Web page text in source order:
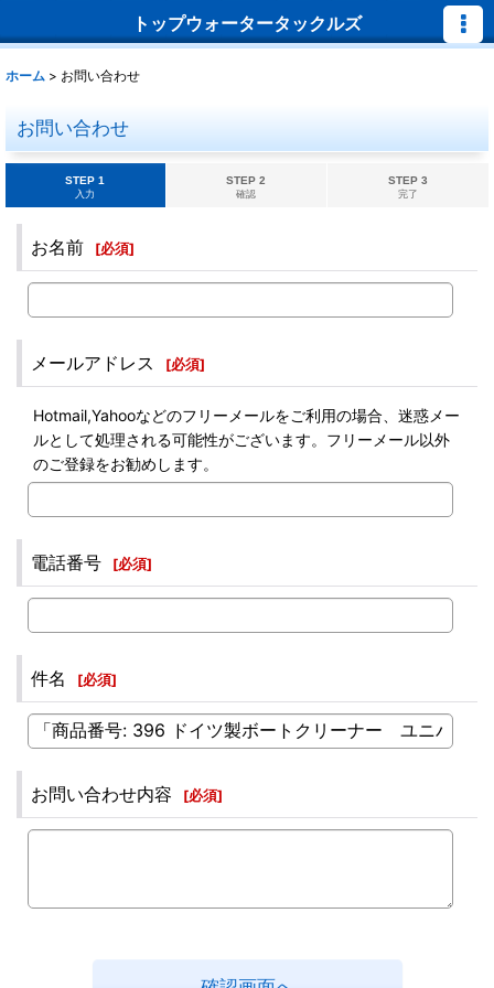
トップウォータータックルズ
ホーム > お問い合わせ
お問い合わせ
STEP 1
入力
STEP 2
確認
STEP 3
完了
お名前 [必須]
メールアドレス [必須]
Hotmail,Yahooなどのフリーメールをご利用の場合、迷惑メー
ルとして処理される可能性がございます。フリーメール以外
のご登録をお勧めします。
電話番号 [必須]
件名 [必須]
お問い合わせ内容 [必須]